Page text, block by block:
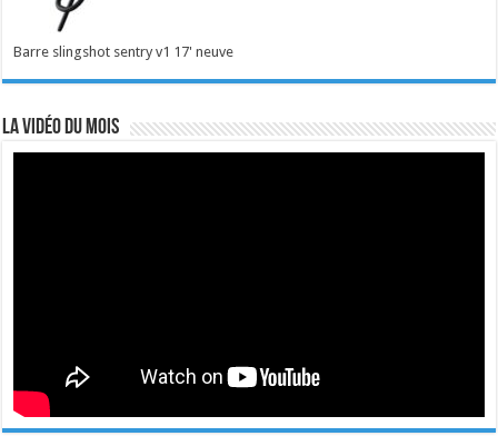
Barre slingshot sentry v1 17' neuve
La vidéo du mois